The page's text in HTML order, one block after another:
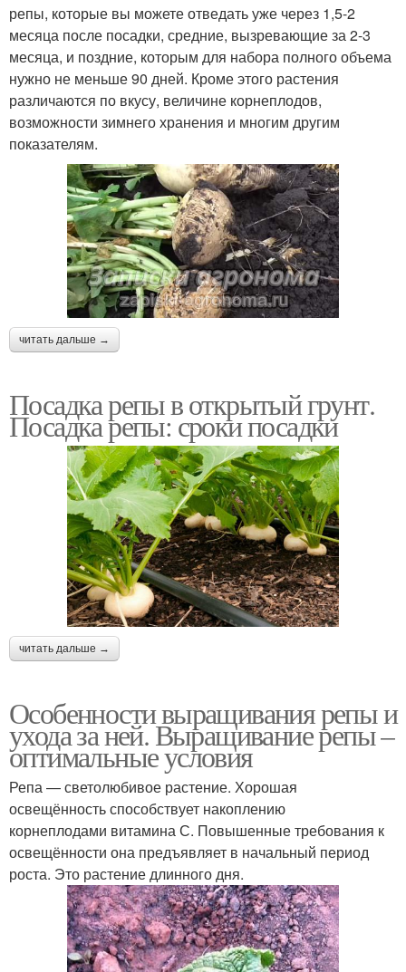
репы, которые вы можете отведать уже через 1,5-2
месяца после посадки, средние, вызревающие за 2-3
месяца, и поздние, которым для набора полного объема
нужно не меньше 90 дней. Кроме этого растения
различаются по вкусу, величине корнеплодов,
возможности зимнего хранения и многим другим
показателям.
читать дальше →
Посадка репы в открытый грунт.
Посадка репы: сроки посадки
читать дальше →
Особенности выращивания репы и
ухода за ней. Выращивание репы –
оптимальные условия
Репа — светолюбивое растение. Хорошая
освещённость способствует накоплению
корнеплодами витамина С. Повышенные требования к
освещённости она предъявляет в начальный период
роста. Это растение длинного дня.